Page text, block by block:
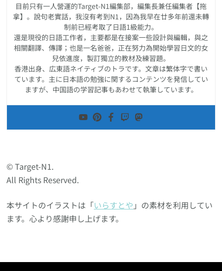
目前只有一人營運的Target-N1編集部，編集長兼任編集者【拖
拿】。說句老實話，我沒有考到N1，因為我早在廿多年前還未轉
制前已經考取了日語1級能力。
還是現役的日語工作者，主要都是在接案一些設計與編輯，與之
相關翻譯、傳譯；也是一名爸爸，正在努力為開始學習日文的女
兒依進度，製訂獨立的教材及練習題。
香港出身、広東語ネイティブのトラです。文章は繁体字で書い
ています。主に日本語の勉強に関するコンテンツを発信してい
ますが、中国語の学習記事もあわせて執筆しています。
© Target-N1.
All Rights Reserved.
本サイトのイラストは「いらすとや 」の素材を利用してい
ます。心より感謝申し上げます。